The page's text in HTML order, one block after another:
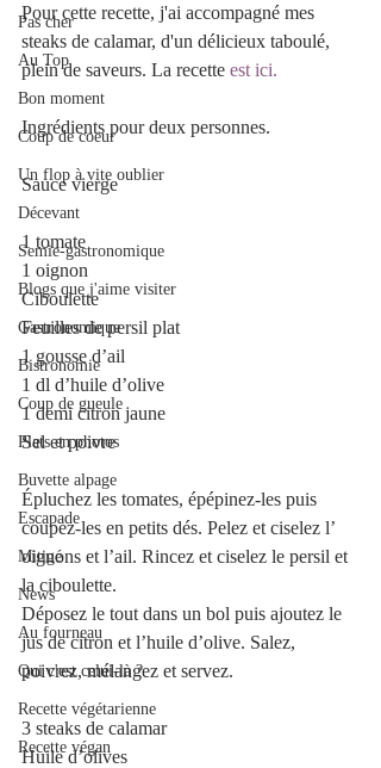
Pas cher
Au Top
Bon moment
Coup de coeur
Un flop à vite oublier
Décevant
Semie-gastronomique
Blogs que j'aime visiter
Gastronomique
Bistronomie
Coup de gueule
Plats en photos
Buvette alpage
Escapade
Mitigé
News
Au fourneau
Qui c'est celui-là ?
Recette végétarienne
Recette végan
Pour cette recette, j'ai accompagné mes
steaks de calamar, d'un délicieux taboulé,
plein de saveurs. La recette est ici.
Ingrédients pour deux personnes.
Sauce vierge
1 tomate
1 oignon
Ciboulette
Feuilles de persil plat
1 gousse d’ail
1 dl d’huile d’olive
1 demi citron jaune
Sel et poivre
Épluchez les tomates, épépinez-les puis
coupez-les en petits dés. Pelez et ciselez l’
oignons et l’ail. Rincez et ciselez le persil et
la ciboulette.
Déposez le tout dans un bol puis ajoutez le
jus de citron et l’huile d’olive. Salez,
poivrez, mélangez et servez.
3 steaks de calamar
Huile d’olives